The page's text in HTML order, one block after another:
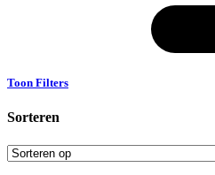
Toon Filters
Sorteren